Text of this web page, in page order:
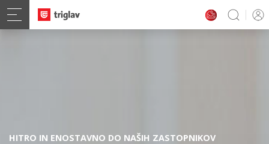
HITRO IN ENOSTAVNO DO NAŠIH ZASTOPNIKOV